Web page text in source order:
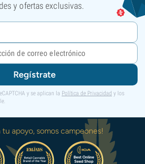
y ofertas exclusivas.
Regístrate
y se aplican la Política de Privacidad y los
tu apoyo, somos campeones!